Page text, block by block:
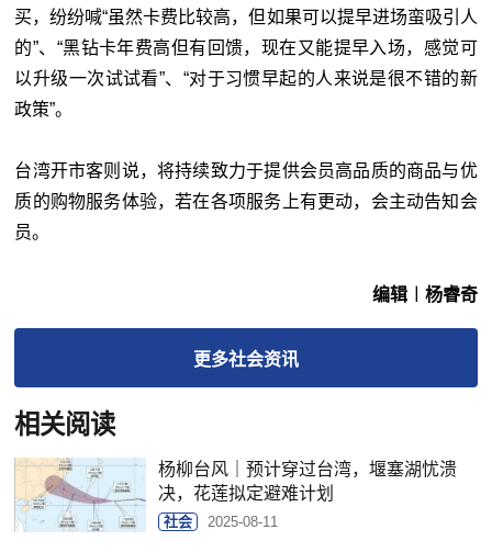
买，纷纷喊“虽然卡费比较高，但如果可以提早进场蛮吸引人
的”、“黑钻卡年费高但有回馈，现在又能提早入场，感觉可
以升级一次试试看”、“对于习惯早起的人来说是很不错的新
政策”。
台湾开市客则说，将持续致力于提供会员高品质的商品与优
质的购物服务体验，若在各项服务上有更动，会主动告知会
员。
编辑︱杨睿奇
更多社会资讯
相关阅读
杨柳台风｜预计穿过台湾，堰塞湖忧溃
决，花莲拟定避难计划
社会 2025-08-11